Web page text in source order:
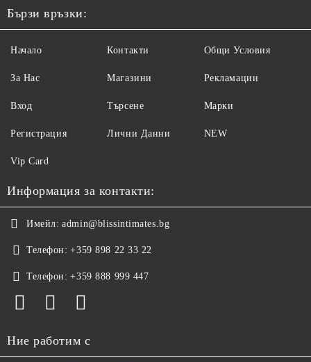
Бързи връзки:
Начало
За Нас
Вход
Регистрация
Контакти
Магазини
Търсене
Лични Данни
Общи Условия
Рекламации
Марки
NEW
Vip Card
Информация за контакти:
Имейл: admin@blissintimates.bg
Телефон: +359 898 22 33 22
Телефон: +359 888 999 447
Ние работим с